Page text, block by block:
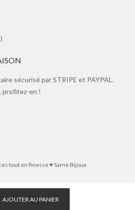
AJOUTER AU PANIER
sécurisé par STRIPE et PAYPAL.
profitez-en !
tout en finesse ♥ Same Bijoux